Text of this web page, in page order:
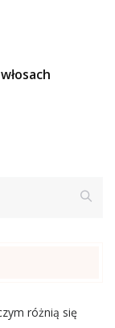
różnią się